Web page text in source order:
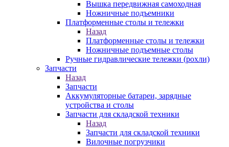
Вышка передвижная самоходная
Ножничные подъемники
Платформенные столы и тележки
Назад
Платформенные столы и тележки
Ножничные подъемные столы
Ручные гидравлические тележки (рохли)
Запчасти
Назад
Запчасти
Аккумуляторные батареи, зарядные
устройства и столы
Запчасти для складской техники
Назад
Запчасти для складской техники
Вилочные погрузчики